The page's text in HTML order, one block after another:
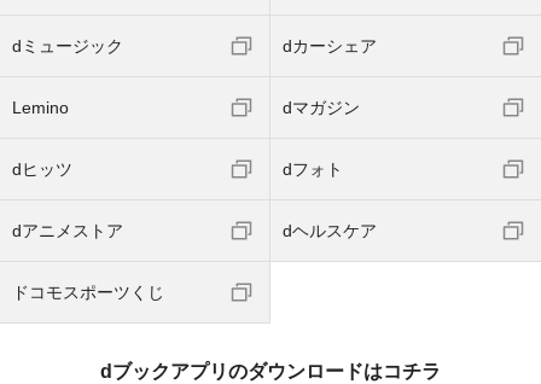
dミュージック dカーシェア
Lemino dマガジン
dヒッツ dフォト
dアニメストア dヘルスケア
ドコモスポーツくじ
dブックアプリのダウンロードはコチラ